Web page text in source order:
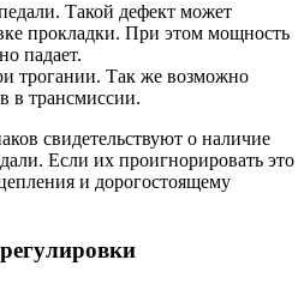
Такой дефект может
прокладки. При этом мощность
падает.
трогании. Так же возможно
в трансмиссии.
свидетельствуют о наличие
Если их проигнорировать это
и дорогостоящему